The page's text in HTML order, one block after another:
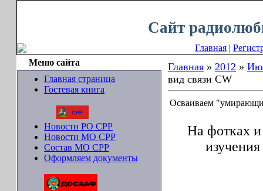
Сайт
Главная |
Меню сайта
Главная страница
Гостевая книга
Новости РО СРР
Новости МО СРР
Состав МО СРР
Оформляем документы
Главная » 2012 »
вид связи CW
Осваиваем
На фотках и